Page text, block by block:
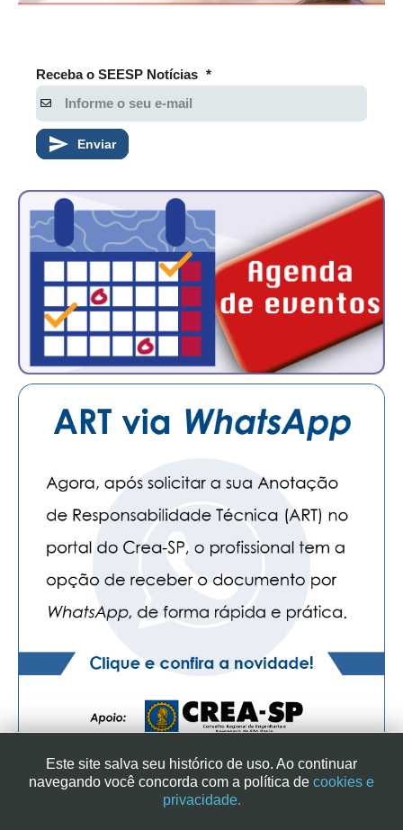
Receba o SEESP Notícias *
Enviar
SINDICATO DOS ENGENHEIROS NO ESTADO DE SÃO PAULO
Este site salva seu histórico de uso. Ao continuar
navegando você concorda com a política de cookies e
privacidade.